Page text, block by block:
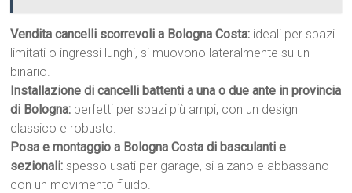
Vendita cancelli scorrevoli a Bologna Costa: ideali per spazi
limitati o ingressi lunghi, si muovono lateralmente su un
binario.
Installazione di cancelli battenti a una o due ante in provincia
di Bologna: perfetti per spazi più ampi, con un design
classico e robusto.
Posa e montaggio a Bologna Costa di basculanti e
sezionali: spesso usati per garage, si alzano e abbassano
con un movimento fluido.